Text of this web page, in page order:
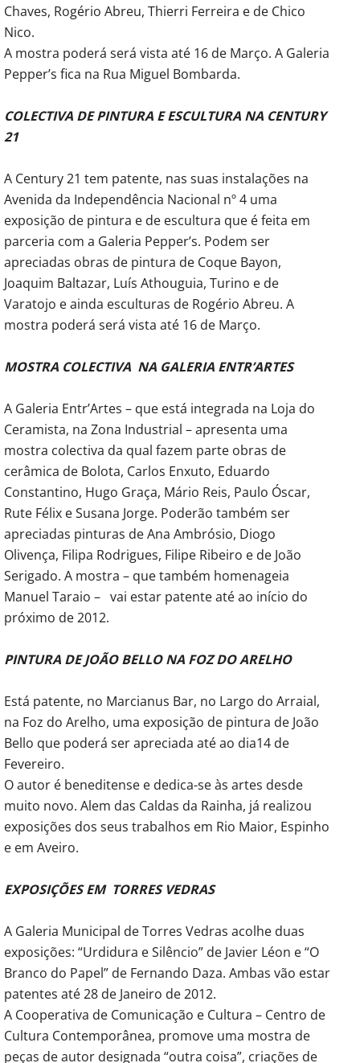
Chaves, Rogério Abreu, Thierri Ferreira e de Chico
Nico.
A mostra poderá será vista até 16 de Março. A Galeria
Pepper’s fica na Rua Miguel Bombarda.
COLECTIVA DE PINTURA E ESCULTURA NA CENTURY
21
A Century 21 tem patente, nas suas instalações na
Avenida da Independência Nacional nº 4 uma
exposição de pintura e de escultura que é feita em
parceria com a Galeria Pepper’s. Podem ser
apreciadas obras de pintura de Coque Bayon,
Joaquim Baltazar, Luís Athouguia, Turino e de
Varatojo e ainda esculturas de Rogério Abreu. A
mostra poderá será vista até 16 de Março.
MOSTRA COLECTIVA NA GALERIA ENTR’ARTES
A Galeria Entr’Artes – que está integrada na Loja do
Ceramista, na Zona Industrial – apresenta uma
mostra colectiva da qual fazem parte obras de
cerâmica de Bolota, Carlos Enxuto, Eduardo
Constantino, Hugo Graça, Mário Reis, Paulo Óscar,
Rute Félix e Susana Jorge. Poderão também ser
apreciadas pinturas de Ana Ambrósio, Diogo
Olivença, Filipa Rodrigues, Filipe Ribeiro e de João
Serigado. A mostra – que também homenageia
Manuel Taraio – vai estar patente até ao início do
próximo de 2012.
PINTURA DE JOÃO BELLO NA FOZ DO ARELHO
Está patente, no Marcianus Bar, no Largo do Arraial,
na Foz do Arelho, uma exposição de pintura de João
Bello que poderá ser apreciada até ao dia14 de
Fevereiro.
O autor é beneditense e dedica-se às artes desde
muito novo. Alem das Caldas da Rainha, já realizou
exposições dos seus trabalhos em Rio Maior, Espinho
e em Aveiro.
EXPOSIÇÕES EM TORRES VEDRAS
A Galeria Municipal de Torres Vedras acolhe duas
exposições: “Urdidura e Silêncio” de Javier Léon e “O
Branco do Papel” de Fernando Daza. Ambas vão estar
patentes até 28 de Janeiro de 2012.
A Cooperativa de Comunicação e Cultura – Centro de
Cultura Contemporânea, promove uma mostra de
peças de autor designada “outra coisa”, criações de